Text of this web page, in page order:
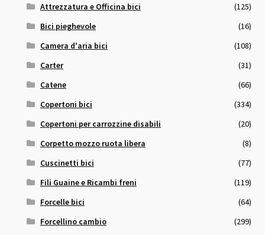
Attrezzatura e Officina bici
(125)
Bici pieghevole
(16)
Camera d'aria bici
(108)
Carter
(31)
Catene
(66)
Copertoni bici
(334)
Copertoni per carrozzine disabili
(20)
Corpetto mozzo ruota libera
(8)
Cuscinetti bici
(77)
Fili Guaine e Ricambi freni
(119)
Forcelle bici
(64)
Forcellino cambio
(299)